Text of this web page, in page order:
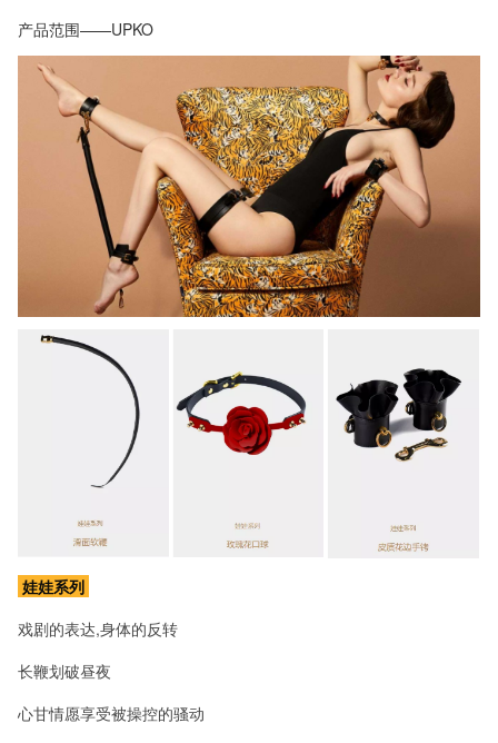
产品范围——UPKO
娃娃系列
戏剧的表达,身体的反转
长鞭划破昼夜
心甘情愿享受被操控的骚动